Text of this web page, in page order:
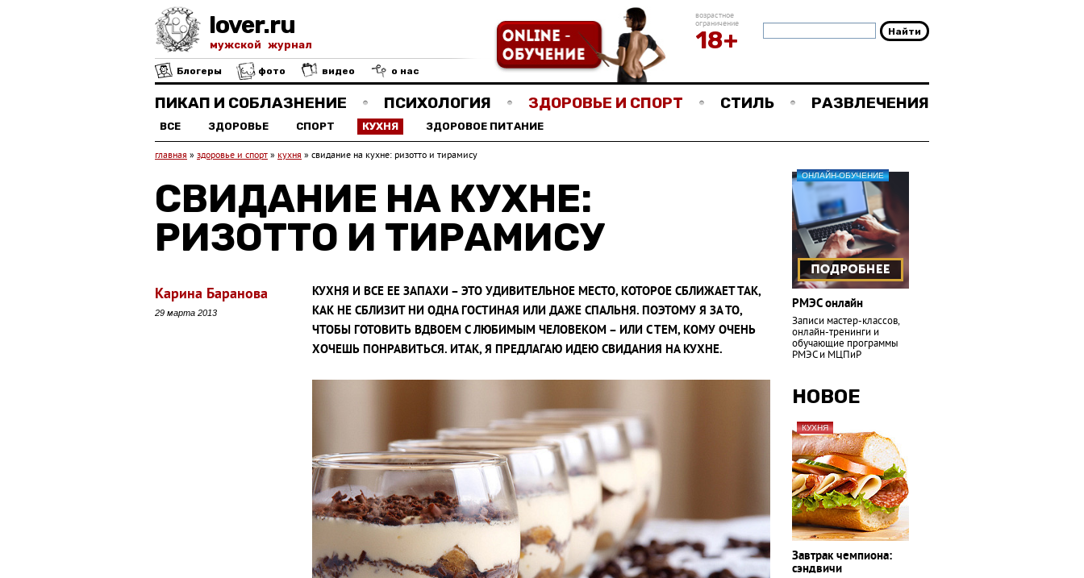
lover.ru
мужской журнал
возрастное
ограничение
18+
Блогеры фото видео о нас
ПИКАП И СОБЛАЗНЕНИЕ ПСИХОЛОГИЯ ЗДОРОВЬЕ И СПОРТ СТИЛЬ РАЗВЛЕЧЕНИЯ
ВСЕ ЗДОРОВЬЕ СПОРТ КУХНЯ ЗДОРОВОЕ ПИТАНИЕ
главная » здоровье и спорт » кухня » свидание на кухне: ризотто и тирамису
ОНЛАЙН-ОБУЧЕНИЕ
РМЭС онлайн
Записи мастер-классов,
онлайн-тренинги и
обучающие программы
РМЭС и МЦПиР
НОВОЕ
КУХНЯ
Завтрак чемпиона:
сэндвичи
СВИДАНИЕ НА КУХНЕ:
РИЗОТТО И ТИРАМИСУ
Карина Баранова
29 марта 2013
КУХНЯ И ВСЕ ЕЕ ЗАПАХИ – ЭТО УДИВИТЕЛЬНОЕ МЕСТО, КОТОРОЕ СБЛИЖАЕТ ТАК,
КАК НЕ СБЛИЗИТ НИ ОДНА ГОСТИНАЯ ИЛИ ДАЖЕ СПАЛЬНЯ. ПОЭТОМУ Я ЗА ТО,
ЧТОБЫ ГОТОВИТЬ ВДВОЕМ С ЛЮБИМЫМ ЧЕЛОВЕКОМ – ИЛИ С ТЕМ, КОМУ ОЧЕНЬ
ХОЧЕШЬ ПОНРАВИТЬСЯ. ИТАК, Я ПРЕДЛАГАЮ ИДЕЮ СВИДАНИЯ НА КУХНЕ.